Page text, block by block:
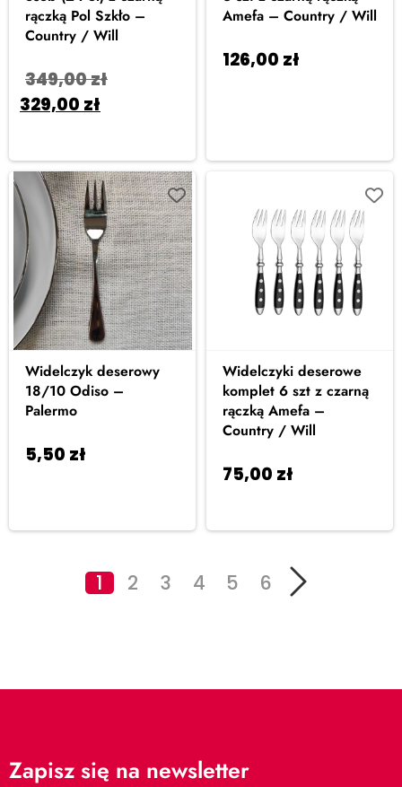
rączką Pol Szkło –
Country / Will
349,00zł
329,00 zł
Amefa – Country / Will
126,00 zł
Widelczyk deserowy
18/10 Odiso –
Palermo
5,50 zł
Widelczyki deserowe
komplet 6 szt z czarną
rączką Amefa –
Country / Will
75,00 zł
1 2 3 4 5 6
Zapisz się na newsletter